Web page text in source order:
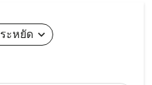
ะหยัด expand_more